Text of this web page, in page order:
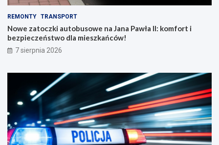
REMONTY TRANSPORT
Nowe zatoczki autobusowe na Jana Pawła II: komfort i
bezpieczeństwo dla mieszkańców!
7 sierpnia 2026